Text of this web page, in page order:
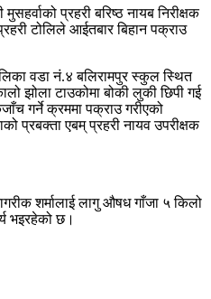
प्रहरी बरिष्ठ नायब निरीक्षक
टोलिले आईतबार बिहान पक्राउ
वडा नं.४ बलिरामपुर स्कुल स्थित
झोला टाउकोमा बोकी लुकी छिपी गई
गर्ने क्रममा पक्राउ गरीएको
प्रबक्ता एबम् प्रहरी नायव उपरीक्षक
शर्मालाई लागु औषध गाँजा ५ किलो
भइरहेको छ।